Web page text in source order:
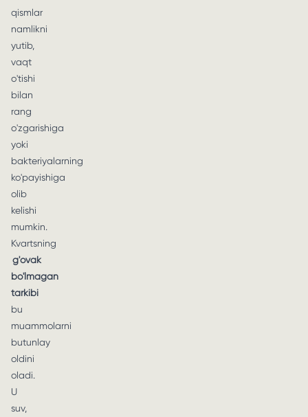
qismlar
namlikni
yutib,
vaqt
o'tishi
bilan
rang
o'zgarishiga
yoki
bakteriyalarning
ko'payishiga
olib
kelishi
mumkin.
Kvartsning
g'ovak
bo'lmagan
tarkibi
bu
muammolarni
butunlay
oldini
oladi.
U
suv,